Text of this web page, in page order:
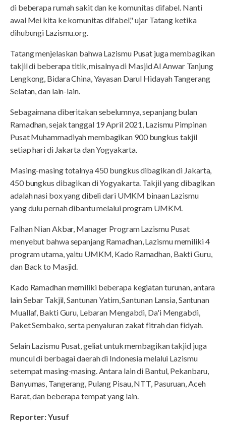
di beberapa rumah sakit dan ke komunitas difabel. Nanti
awal Mei kita ke komunitas difabel," ujar Tatang ketika
dihubungi Lazismu.org.
Tatang menjelaskan bahwa Lazismu Pusat juga membagikan
takjil di beberapa titik, misalnya di Masjid Al Anwar Tanjung
Lengkong, Bidara China, Yayasan Darul Hidayah Tangerang
Selatan, dan lain-lain.
Sebagaimana diberitakan sebelumnya, sepanjang bulan
Ramadhan, sejak tanggal 19 April 2021, Lazismu Pimpinan
Pusat Muhammadiyah membagikan 900 bungkus takjil
setiap hari di Jakarta dan Yogyakarta.
Masing-masing totalnya 450 bungkus dibagikan di Jakarta,
450 bungkus dibagikan di Yogyakarta. Takjil yang dibagikan
adalah nasi box yang dibeli dari UMKM binaan Lazismu
yang dulu pernah dibantu melalui program UMKM.
Falhan Nian Akbar, Manager Program Lazismu Pusat
menyebut bahwa sepanjang Ramadhan, Lazismu memiliki 4
program utama, yaitu UMKM, Kado Ramadhan, Bakti Guru,
dan Back to Masjid.
Kado Ramadhan memiliki beberapa kegiatan turunan, antara
lain Sebar Takjil, Santunan Yatim, Santunan Lansia, Santunan
Muallaf, Bakti Guru, Lebaran Mengabdi, Da'i Mengabdi,
Paket Sembako, serta penyaluran zakat fitrah dan fidyah.
Selain Lazismu Pusat, geliat untuk membagikan takjid juga
muncul di berbagai daerah di Indonesia melalui Lazismu
setempat masing-masing. Antara lain di Bantul, Pekanbaru,
Banyumas, Tangerang, Pulang Pisau, NTT, Pasuruan, Aceh
Barat, dan beberapa tempat yang lain.
Reporter: Yusuf